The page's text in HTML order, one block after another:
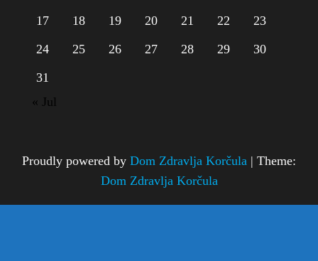
17
18 19 20 21 22
23
24
25 26 27 28 29
30
31
« Jul
Proudly powered by Dom Zdravlja Korčula | Theme:
Dom Zdravlja Korčula